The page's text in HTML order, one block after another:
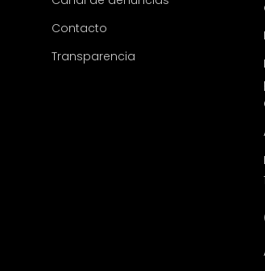
Contacto
Transparencia